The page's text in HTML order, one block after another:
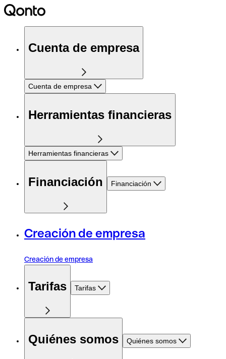
Cuenta de empresa
Cuenta de empresa
Herramientas financieras
Herramientas financieras
Financiación Financiación
Creación de empresa
Creación de empresa
Tarifas Tarifas
Quiénes somos Quiénes somos